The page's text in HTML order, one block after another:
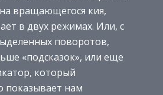
вращающегося кия,
в двух режимах. Или, с
поворотов,
«подсказок», или еще
который
показывает нам